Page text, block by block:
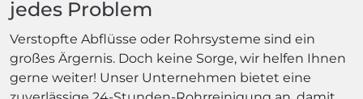
jedes Problem
Verstopfte Abflüsse oder Rohrsysteme sind ein
großes Ärgernis. Doch keine Sorge, wir helfen Ihnen
gerne weiter! Unser Unternehmen bietet eine